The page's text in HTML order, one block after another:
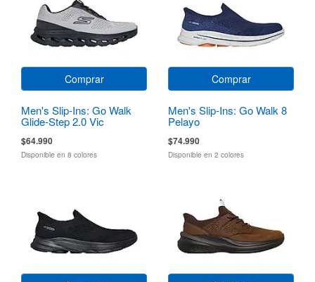
Comprar
Men's Slip-Ins: Go Walk
Glide-Step 2.0 Vic
$64.990
Disponible en 8 colores
Comprar
Men's Slip-Ins: Go Walk 8
Pelayo
$74.990
Disponible en 2 colores